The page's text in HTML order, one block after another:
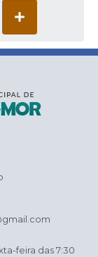
feira das 7:30